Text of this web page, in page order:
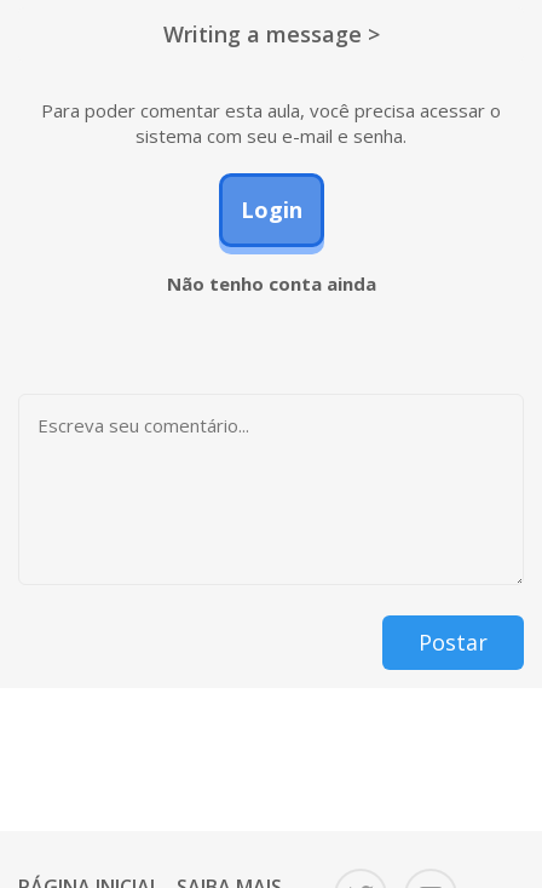
Writing a message >
Para poder comentar esta aula, você precisa acessar o
sistema com seu e-mail e senha.
Login
Não tenho conta ainda
Postar